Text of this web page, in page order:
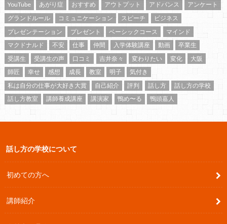
YouTube あがり症 おすすめ アウトプット アドバンス
アンケート
グランドルール
コミュニケーション スピーチ
ビジネス
プレゼンテーション
プレゼント ベーシックコース
マインド
マクドナルド
不安 仕事 仲間 入学体験講座 動画
卒業生
受講生
受講生の声 口コミ 吉井奈々 変わりたい 変化
大阪
師匠
幸せ 感想 成長 教室 明子
気付き
私は自分の仕事が大好き大賞
自己紹介 評判 話し方
話し方の学校
話し方教室
講師養成講座 講演家 鴨め〜る 鴨頭嘉人
話し方の学校について
初めての方へ
講師紹介